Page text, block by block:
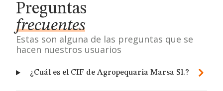
Preguntas
frecuentes
Estas son alguna de las preguntas que se
hacen nuestros usuarios
¿Cuál es el CIF de Agropequaria Marsa Sl.?